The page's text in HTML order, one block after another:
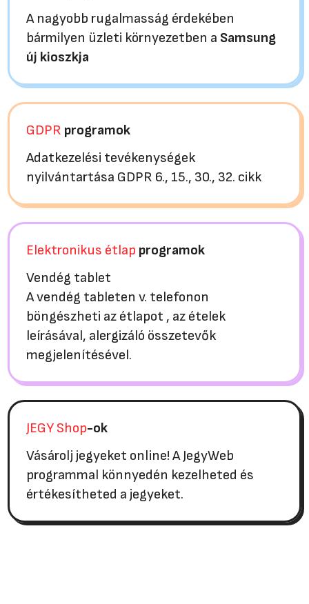
A nagyobb rugalmasság érdekében
bármilyen üzleti környezetben a Samsung
új kioszkja
GDPR programok
Adatkezelési tevékenységek
nyilvántartása GDPR 6., 15., 30., 32. cikk
Elektronikus étlap programok
Vendég tablet
A vendég tableten v. telefonon
böngészheti az étlapot , az ételek
leírásával, alergizáló összetevők
megjelenítésével.
JEGY Shop-ok
Vásárolj jegyeket online! A JegyWeb
programmal könnyedén kezelheted és
értékesítheted a jegyeket.